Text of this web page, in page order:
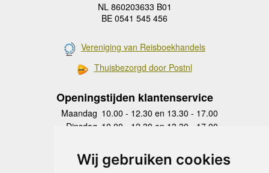
Wij gebruiken cookies
NL 860203633 B01
BE 0541 545 456
Vereniging van Reisboekhandels
Thuisbezorgd door Postnl
Openingstijden klantenservice
Maandag 10.00 - 12.30 en 13.30 - 17.00
Dinsdag 10.00 - 12.30 en 13.30 - 17.00
Donderdag
10.00 - 12.30 en 13.30 - 17.00
Vrijdag 10.00 - 12.30 en 13.30 - 17.00